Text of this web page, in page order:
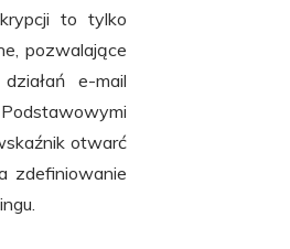
to tylko
pozwalające
e-mail
otwarć
zdefiniowanie